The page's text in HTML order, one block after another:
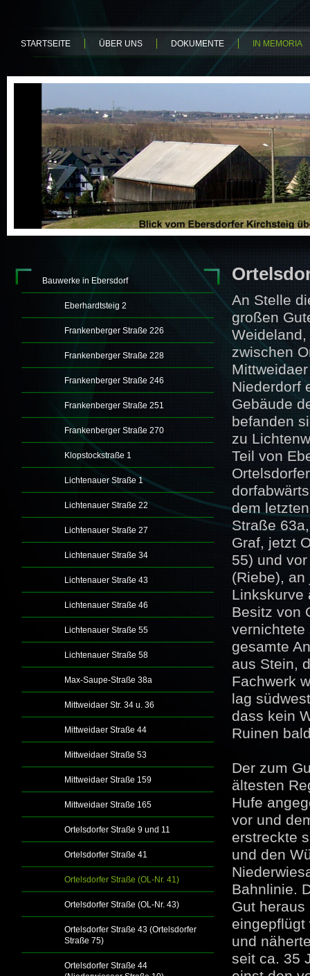
STARTSEITE ÜBER UNS DOKUMENTE IN MEMORIA
Bauwerke in Ebersdorf
Eberhardtsteig 2
Frankenberger Straße 226
Frankenberger Straße 228
Frankenberger Straße 246
Frankenberger Straße 251
Frankenberger Straße 270
Klopstockstraße 1
Lichtenauer Straße 1
Lichtenauer Straße 22
Lichtenauer Straße 27
Lichtenauer Straße 34
Lichtenauer Straße 43
Lichtenauer Straße 46
Lichtenauer Straße 55
Lichtenauer Straße 58
Max-Saupe-Straße 38a
Mittweidaer Str. 34 u. 36
Mittweidaer Straße 44
Mittweidaer Straße 53
Mittweidaer Straße 159
Mittweidaer Straße 165
Ortelsdorfer Straße 9 und 11
Ortelsdorfer Straße 41
Ortelsdorfer Straße (OL-Nr. 41)
Ortelsdorfer Straße (OL-Nr. 43)
Ortelsdorfer Straße 43 (Ortelsdorfer
Straße 75)
Ortelsdorfer Straße 44
An Stelle
großen
zwischen
Niederdorf
Gebäude
befanden
zu
Teil von
dem
Straße
Graf, jetzt
55) und
(Riebe),
Linkskurve
Besitz von
vernichtete
gesamte
aus Stein,
Fachwerk
lag
dass kein
Ruinen
Der zum
ältesten
Hufe
vor und
erstreckte
und den
Bahnlinie.
Gut
eingepflügt
und
seit ca. 35